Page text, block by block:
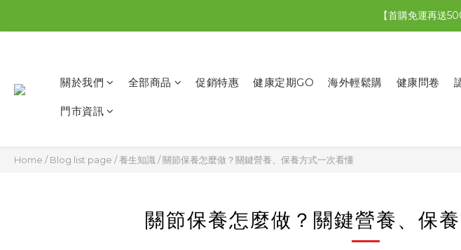
【限時特惠】全
【首購免運再送
關於我們 全部商品 促銷特惠 健康定期GO 海外輕鬆購 健康問卷
門市資訊
Home /Blog list page /養生知識 /關節保養怎麼做？關鍵營養、保養方式一次看懂
關節保養怎麼做？關鍵營養、保